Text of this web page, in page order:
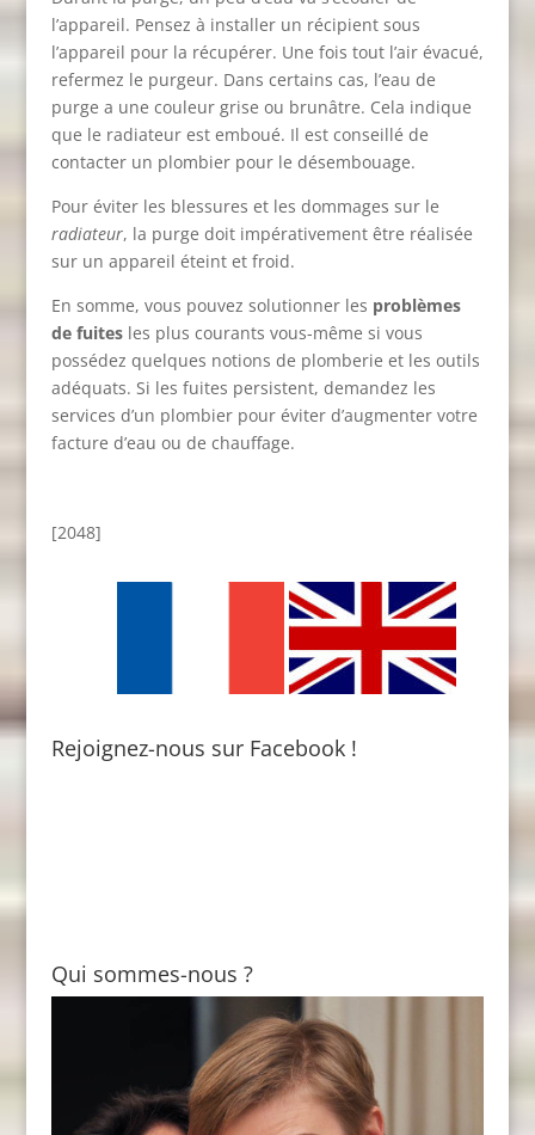
l’appareil. Pensez à installer un récipient sous
l’appareil pour la récupérer. Une fois tout l’air évacué,
refermez le purgeur. Dans certains cas, l’eau de
purge a une couleur grise ou brunâtre. Cela indique
que le radiateur est emboué. Il est conseillé de
contacter un plombier pour le désembouage.
Pour éviter les blessures et les dommages sur le
radiateur, la purge doit impérativement être réalisée
sur un appareil éteint et froid.
En somme, vous pouvez solutionner les problèmes
de fuitesles plus courants vous-même si vous
possédez quelques notions de plomberie et les outils
adéquats. Si les fuites persistent, demandez les
services d’un plombier pour éviter d’augmenter votre
facture d’eau ou de chauffage.
[2048]
Rejoignez-nous sur Facebook !
Qui sommes-nous ?